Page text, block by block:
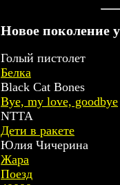
Новое поколение
Голый пистолет
Белка
Black Cat Bones
Bye, my love, goodbye
NTTA
Дети в ракете
Юлия Чичерина
Жара
Поезд